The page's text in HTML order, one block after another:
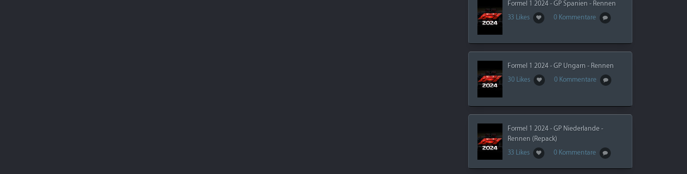
Formel 1 2024 - GP Spanien - Rennen
33 Likes
0 Kommentare
Formel 1 2024 - GP Ungarn - Rennen
30 Likes
0 Kommentare
Formel 1 2024 - GP Niederlande -
Rennen (Repack)
33 Likes
0 Kommentare